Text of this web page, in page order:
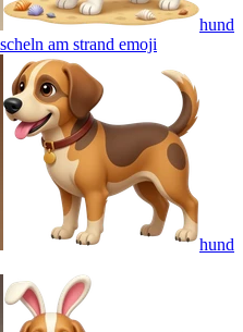
hund
am strand emoji
hund